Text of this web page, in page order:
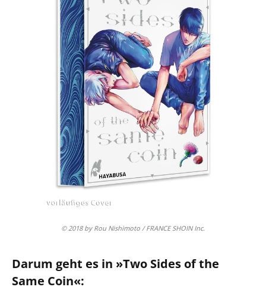
© 2018 by Rou Nishimoto / FRANCE SHOIN Inc.
Darum geht es in »Two Sides of the
Same Coin«: